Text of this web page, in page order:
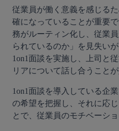
従業員が働く意義を感じる
確になっていることが重要
務がルーティン化し、従業
られているのか」を見失い
1on1面談を実施し、上司と
リアについて話し合うことが
1on1面談を導入している企
の希望を把握し、それに応
とで、従業員のモチベーシ